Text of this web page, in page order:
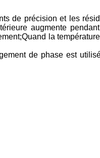
de précision et les
augmente
la
de phase est